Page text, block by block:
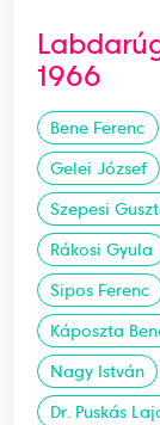
1966
Bene Ferenc
Gelei József
Szepesi
Rákosi Gyula
Sipos Ferenc
Káposzta
Nagy István
Dr. Puskás